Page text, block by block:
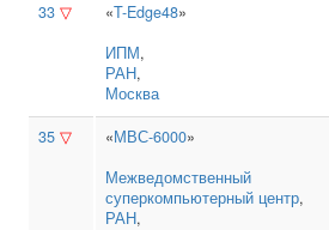
33 ▽ «T-Edge48»
ИПМ,
РАН,
Москва
35 ▽ «МВС-6000»
Межведомственный
суперкомпьютерный центр,
РАН,